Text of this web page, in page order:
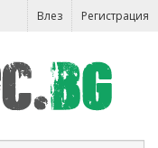
Влез Регистрация